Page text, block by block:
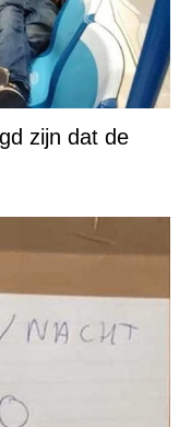
zijn dat de